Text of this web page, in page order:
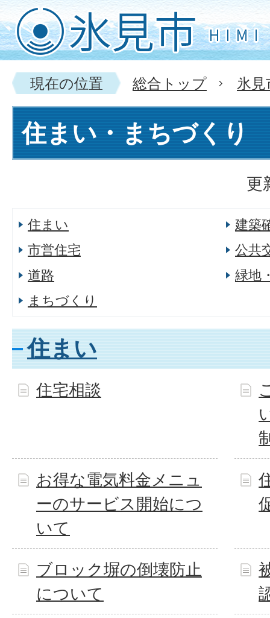
現在の位置 総合トップ 氷
住まい・まちづくり
更
住まい
建築
市営住宅
公共
道路
緑地
まちづくり
住まい
住宅相談
お得な電気料金メニュ
ーのサービス開始につ
いて
ブロック塀の倒壊防止
について